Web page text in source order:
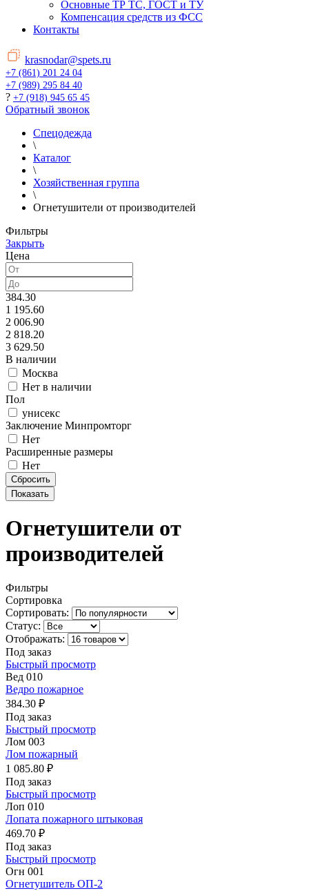
Основные ТР ТС, ГОСТ и ТУ
Компенсация средств из ФСС
Контакты
krasnodar@spets.ru
+7 (861) 201 24 04
+7 (989) 295 84 40
? +7 (918) 945 65 45
Обратный звонок
Спецодежда
\
Каталог
\
Хозяйственная группа
\
Огнетушители от производителей
Фильтры
Закрыть
Цена
384.30
1 195.60
2 006.90
2 818.20
3 629.50
В наличии
Москва
Нет в наличии
Пол
унисекс
Заключение Минпромторг
Нет
Расширенные размеры
Нет
Огнетушители от
производителей
Фильтры
Сортировка
Сортировать:
Статус:
Отображать:
Под заказ
Быстрый просмотр
Вед 010
Ведро пожарное
384.30 ₽
Под заказ
Быстрый просмотр
Лом 003
Лом пожарный
1 085.80 ₽
Под заказ
Быстрый просмотр
Лоп 010
Лопата пожарного штыковая
469.70 ₽
Под заказ
Быстрый просмотр
Огн 001
Огнетушитель ОП-2